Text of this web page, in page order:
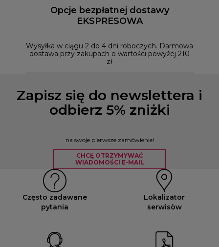
Opcje bezpłatnej dostawy
EKSPRESOWA
Wysyłka w ciągu 2 do 4 dni roboczych. Darmowa
dostawa przy zakupach o wartości powyżej 210
zł
Zapisz się do newslettera i
odbierz 5% zniżki
na swoje pierwsze zamówienie!
CHCĘ OTRZYMYWAĆ
WIADOMOŚCI E-MAIL
Często zadawane
pytania
Lokalizator
serwisòw